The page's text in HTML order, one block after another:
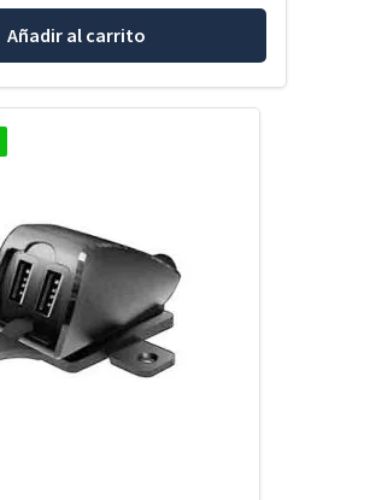
Añadir al carrito